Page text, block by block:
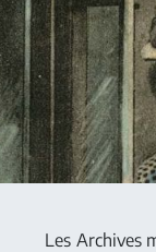
Les Archives